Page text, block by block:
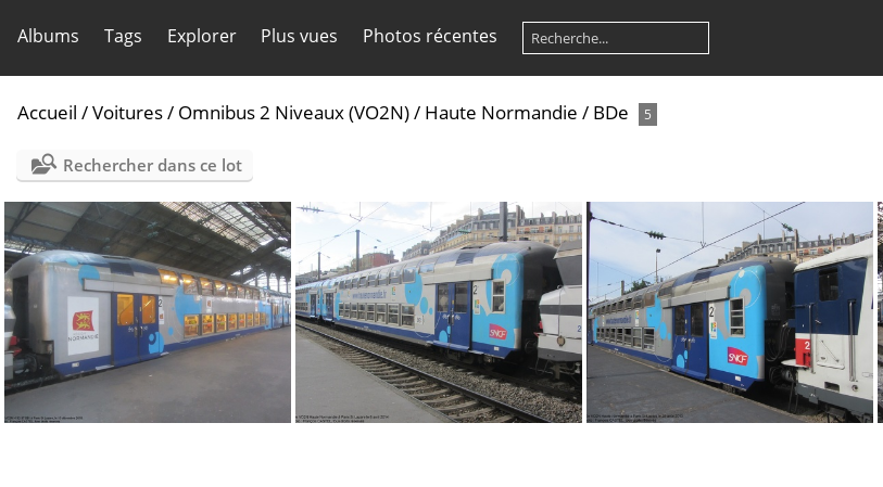
Albums Tags Explorer Plus vues Photos récentes
Accueil /Voitures/ Omnibus 2 Niveaux (VO2N)/ Haute Normandie / BDe 5
Rechercher dans ce lot